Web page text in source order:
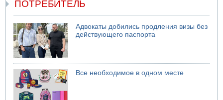
ПОТРЕБИТЕЛЬ
Адвокаты добились продления визы без
действующего паспорта
Все необходимое в одном месте